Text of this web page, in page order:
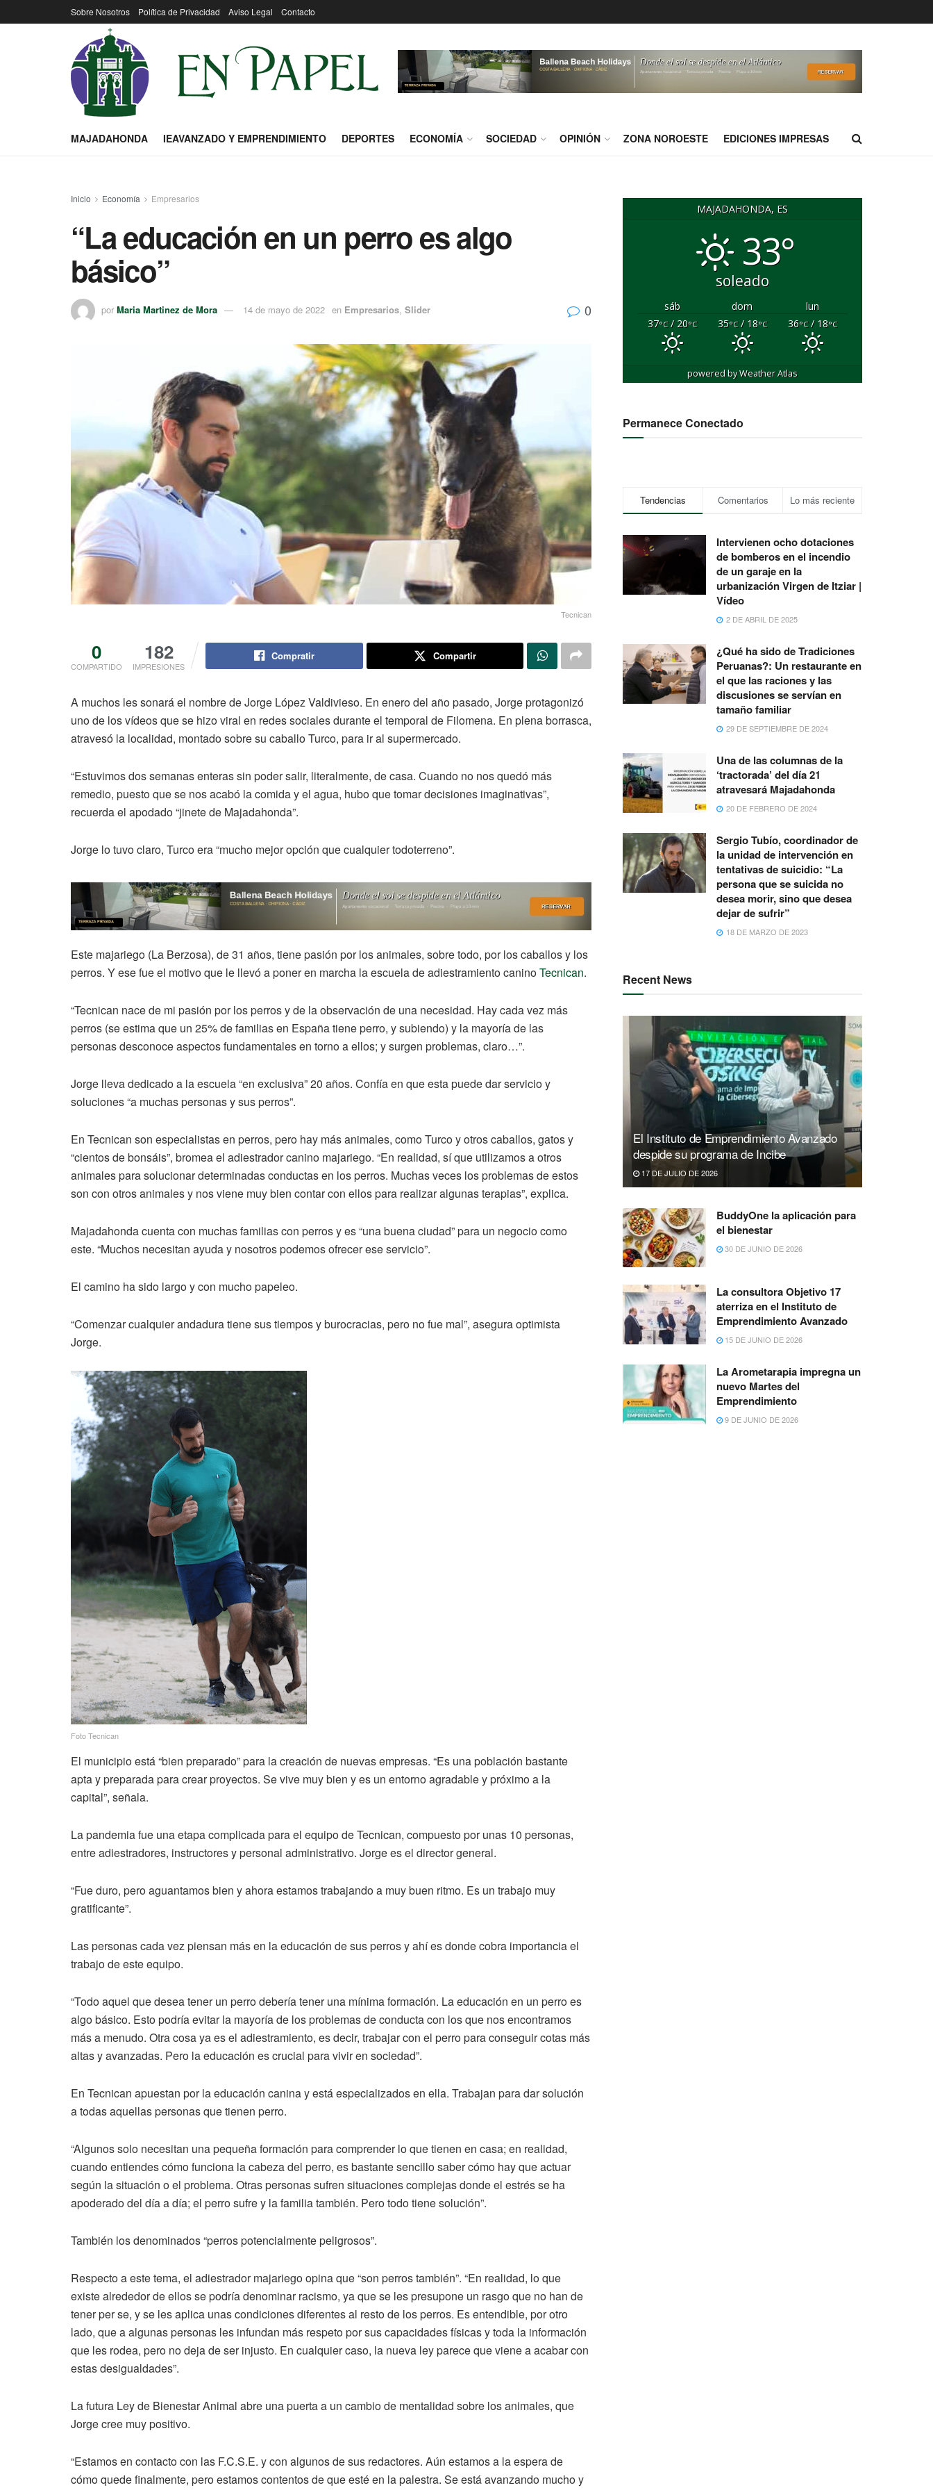
Sobre Nosotros Política de Privacidad Aviso Legal Contacto
MAJADAHONDA IEAVANZADO Y EMPRENDIMIENTO DEPORTES ECONOMÍA SOCIEDAD OPINIÓN ZONA NOROESTE EDICIONES IMPRESAS
Inicio Economía Empresarios
“La educación en un perro es algo
básico”
por Maria Martinez de Mora 14 de mayo de 2022 en Empresarios, Slider 0
Tecnican
0
COMPARTIDO
182
IMPRESIONES
Compratir Compartir
A muchos les sonará el nombre de Jorge López Valdivieso. En enero del año pasado, Jorge protagonizó
uno de los vídeos que se hizo viral en redes sociales durante el temporal de Filomena. En plena borrasca,
atravesó la localidad, montado sobre su caballo Turco, para ir al supermercado.
“Estuvimos dos semanas enteras sin poder salir, literalmente, de casa. Cuando no nos quedó más
remedio, puesto que se nos acabó la comida y el agua, hubo que tomar decisiones imaginativas”,
recuerda el apodado “jinete de Majadahonda”.
Jorge lo tuvo claro, Turco era “mucho mejor opción que cualquier todoterreno”.
Este majariego (La Berzosa), de 31 años, tiene pasión por los animales, sobre todo, por los caballos y los
perros. Y ese fue el motivo que le llevó a poner en marcha la escuela de adiestramiento caninoTecnican.
“Tecnican nace de mi pasión por los perros y de la observación de una necesidad. Hay cada vez más
perros (se estima que un 25% de familias en España tiene perro, y subiendo) y la mayoría de las
personas desconoce aspectos fundamentales en torno a ellos; y surgen problemas, claro…”.
Jorge lleva dedicado a la escuela “en exclusiva” 20 años. Confía en que esta puede dar servicio y
soluciones “a muchas personas y sus perros”.
En Tecnican son especialistas en perros, pero hay más animales, como Turco y otros caballos, gatos y
“cientos de bonsáis”, bromea el adiestrador canino majariego. “En realidad, sí que utilizamos a otros
animales para solucionar determinadas conductas en los perros. Muchas veces los problemas de estos
son con otros animales y nos viene muy bien contar con ellos para realizar algunas terapias”, explica.
Majadahonda cuenta con muchas familias con perros y es “una buena ciudad” para un negocio como
este. “Muchos necesitan ayuda y nosotros podemos ofrecer ese servicio”.
El camino ha sido largo y con mucho papeleo.
“Comenzar cualquier andadura tiene sus tiempos y burocracias, pero no fue mal”, asegura optimista
Jorge.
Foto Tecnican
El municipio está “bien preparado” para la creación de nuevas empresas. “Es una población bastante
apta y preparada para crear proyectos. Se vive muy bien y es un entorno agradable y próximo a la
capital”, señala.
La pandemia fue una etapa complicada para el equipo de Tecnican, compuesto por unas 10 personas,
entre adiestradores, instructores y personal administrativo. Jorge es el director general.
“Fue duro, pero aguantamos bien y ahora estamos trabajando a muy buen ritmo. Es un trabajo muy
gratificante”.
Las personas cada vez piensan más en la educación de sus perros y ahí es donde cobra importancia el
trabajo de este equipo.
“Todo aquel que desea tener un perro debería tener una mínima formación. La educación en un perro es
algo básico. Esto podría evitar la mayoría de los problemas de conducta con los que nos encontramos
más a menudo. Otra cosa ya es el adiestramiento, es decir, trabajar con el perro para conseguir cotas más
altas y avanzadas. Pero la educación es crucial para vivir en sociedad”.
En Tecnican apuestan por la educación canina y está especializados en ella. Trabajan para dar solución
a todas aquellas personas que tienen perro.
“Algunos solo necesitan una pequeña formación para comprender lo que tienen en casa; en realidad,
cuando entiendes cómo funciona la cabeza del perro, es bastante sencillo saber cómo hay que actuar
según la situación o el problema. Otras personas sufren situaciones complejas donde el estrés se ha
apoderado del día a día; el perro sufre y la familia también. Pero todo tiene solución”.
También los denominados “perros potencialmente peligrosos”.
Respecto a este tema, el adiestrador majariego opina que “son perros también”. “En realidad, lo que
existe alrededor de ellos se podría denominar racismo, ya que se les presupone un rasgo que no han de
tener per se, y se les aplica unas condiciones diferentes al resto de los perros. Es entendible, por otro
lado, que a algunas personas les infundan más respeto por sus capacidades físicas y toda la información
que les rodea, pero no deja de ser injusto. En cualquier caso, la nueva ley parece que viene a acabar con
estas desigualdades”.
La futura Ley de Bienestar Animal abre una puerta a un cambio de mentalidad sobre los animales, que
Jorge cree muy positivo.
“Estamos en contacto con las F.C.S.E. y con algunos de sus redactores. Aún estamos a la espera de
cómo quede finalmente, pero estamos contentos de que esté en la palestra. Se está avanzando mucho y
MAJADAHONDA, ES
33°
soleado
sáb dom
lun
37°C/ 20°C 35°C/ 18°C 36°C/ 18°C
powered byWeather Atlas
Permanece Conectado
Tendencias Comentarios Lo más reciente
Intervienen ocho dotaciones
de bomberos en el incendio
de un garaje en la
urbanización Virgen de Itziar |
Vídeo
2 DE ABRIL DE 2025
¿Qué ha sido de Tradiciones
Peruanas?: Un restaurante en
el que las raciones y las
discusiones se servían en
tamaño familiar
29 DE SEPTIEMBRE DE 2024
Una de las columnas de la
‘tractorada’ del día 21
atravesará Majadahonda
20 DE FEBRERO DE 2024
Sergio Tubío, coordinador de
la unidad de intervención en
tentativas de suicidio: “La
persona que se suicida no
desea morir, sino que desea
dejar de sufrir”
18 DE MARZO DE 2023
Recent News
El Instituto de Emprendimiento Avanzado
despide su programa de Incibe
17 DE JULIO DE 2026
BuddyOne la aplicación para
el bienestar
30 DE JUNIO DE 2026
La consultora Objetivo 17
aterriza en el Instituto de
Emprendimiento Avanzado
15 DE JUNIO DE 2026
La Arometarapia impregna un
nuevo Martes del
Emprendimiento
9 DE JUNIO DE 2026